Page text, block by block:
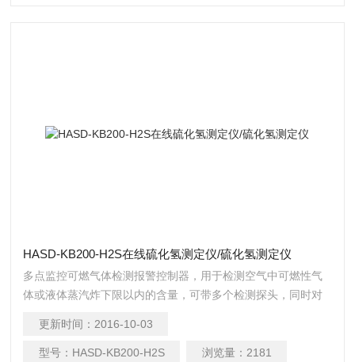
HASD-KB200-H2S在线硫化氢测定仪/硫化氢测定仪
多点监控可燃气体检测报警控制器，用于检测空气中可燃性气
体或液体蒸汽炸下限以内的含量，可带多个检测探头，同时对
更新时间： 2016-10-03
型号： HASD-KB200-H2S 浏览量： 2181